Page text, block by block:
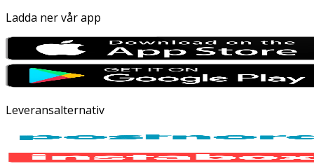
Ladda ner vår app
Leveransalternativ